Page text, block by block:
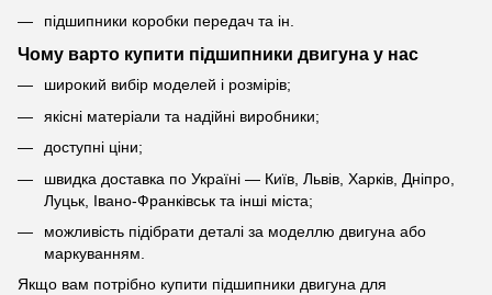
підшипники коробки передач та ін.
Чому варто купити підшипники двигуна у нас
широкий вибір моделей і розмірів;
якісні матеріали та надійні виробники;
доступні ціни;
швидка доставка по Україні — Київ, Львів, Харків, Дніпро,
Луцьк, Івано-Франківськ та інші міста;
можливість підібрати деталі за моделлю двигуна або
маркуванням.
Якщо вам потрібно купити підшипники двигуна для